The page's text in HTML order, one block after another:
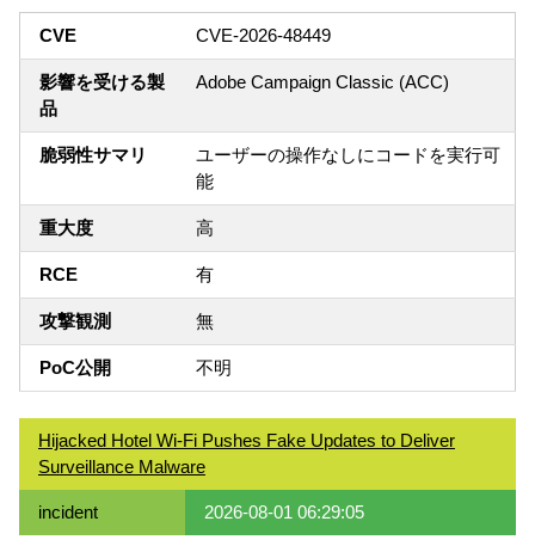
CVE CVE-2026-48449
影響を受ける製
品
Adobe Campaign Classic (ACC)
脆弱性サマリ
ユーザーの操作なしにコードを実行可
能
重大度 高
RCE 有
攻撃観測 無
PoC公開 不明
Hijacked Hotel Wi-Fi Pushes Fake Updates to Deliver
Surveillance Malware
incident 2026-08-01 06:29:05